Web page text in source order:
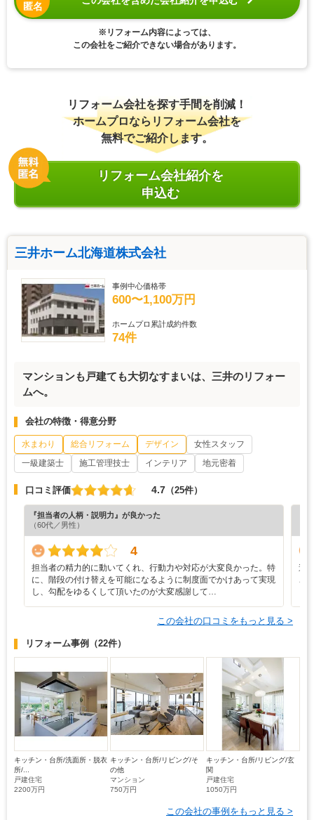
匿名
※リフォーム内容によっては、
この会社をご紹介できない場合があります。
リフォーム会社を探す手間を削減！
ホームプロならリフォーム会社を
無料でご紹介します。
リフォーム会社紹介を
申込む
三井ホーム北海道株式会社
事例中心価格帯
600〜1,100万円
ホームプロ累計成約件数
74件
マンションも戸建ても大切なすまいは、三井のリフォー
ムへ。
会社の特徴・得意分野
水まわり 総合リフォーム デザイン
女性スタッフ
一級建築士
施工管理技士 インテリア 地元密着
口コミ評価 4.7 （25件）
『担当者の人柄・説明力』が良かった
（60代／男性）
4
担当者の精力的に動いてくれ、行動力や対応が大変良かった。特
に、階段の付け替えを可能になるように制度面でかけあって実現
し、勾配をゆるくして頂いたのが大変感謝して…
遠
ご
この会社の口コミをもっと見る >
リフォーム事例 （22件）
キッチン・台所/洗面所・脱衣
所/...
戸建住宅
2200万円
キッチン・台所/リビング/そ
の他
マンション
750万円
キッチン・台所/リビング/玄
関
戸建住宅
1050万円
この会社の事例をもっと見る >